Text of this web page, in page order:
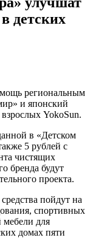
детских
региональным
и японский
YokoSun.
в «Детском
5 рублей с
чистящих
бренда будут
проекта.
пойдут на
спортивных
мебели для
домах пяти